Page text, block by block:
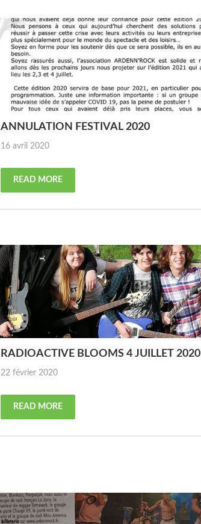
ANNULATION FESTIVAL 2020
Posted
16 avril 2020
READ MORE
RADIOACTIVE BLOOMS 4 JUILLET 2020
Posted
22 février 2020
READ MORE